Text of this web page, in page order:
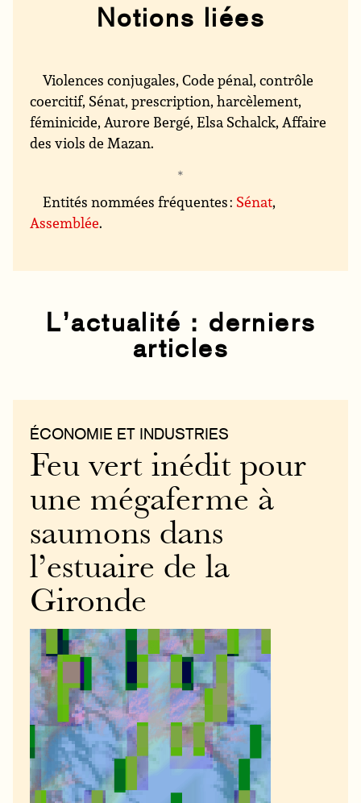
Notions liées
Violences conjugales, Code pénal, contrôle
coercitif, Sénat, prescription, harcèlement,
féminicide, Aurore Bergé, Elsa Schalck, Affaire
des viols de Mazan.
Entités nommées fréquentes : Sénat,
Assemblée.
L’actualité : derniers
articles
ÉCONOMIE ET INDUSTRIES
Feu vert inédit pour
une mégaferme à
saumons dans
l’estuaire de la
Gironde